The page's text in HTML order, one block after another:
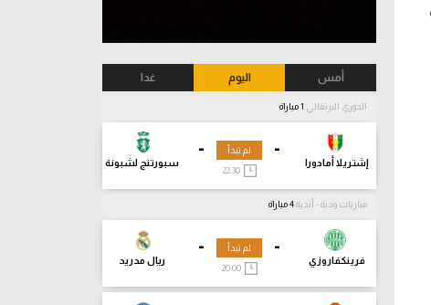
أمس اليوم غدا
الدوري البرتغالي
-
إشتريلا أمادورا
-
سبورتنج لشبونة
لم تبدأ
22:30
مباريات ودية - أندية
-
فرينكفاروزي
-
ريال مدريد
لم تبدأ
20:00